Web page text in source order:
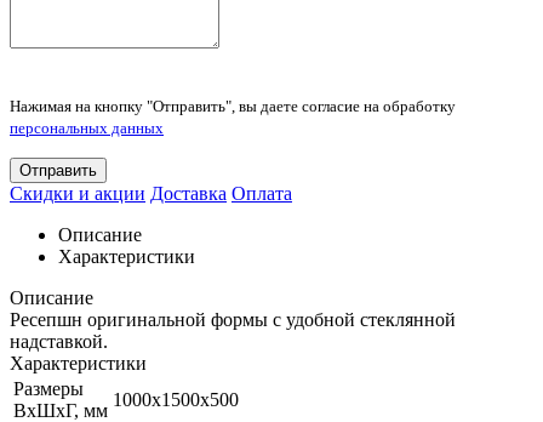
Нажимая на кнопку "Отправить", вы даете согласие на обработку
персональных данных
Отправить
Скидки и акции Доставка Оплата
Описание
Характеристики
Описание
Ресепшн оригинальной формы с удобной стеклянной
надставкой.
Характеристики
Размеры
ВхШхГ, мм
1000х1500х500